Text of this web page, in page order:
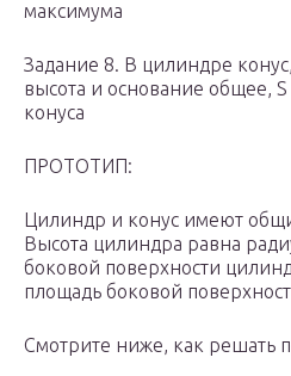
максимума
Задание 8. В цилиндре
высота и основание общее,
конуса
ПРОТОТИП:
Цилиндр и конус имеют
Высота цилиндра равна
боковой поверхности
площадь боковой
Смотрите ниже, как решать